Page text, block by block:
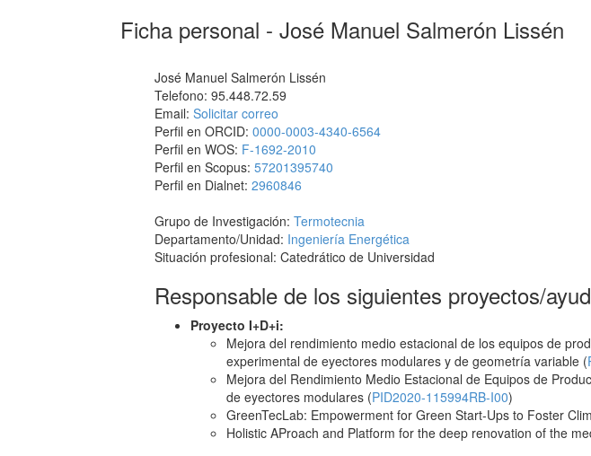
Ficha personal - José Manuel Salmerón Lissén
José Manuel Salmerón Lissén
Telefono: 95.448.72.59
Email:Solicitar correo
Perfil en ORCID:0000-0003-4340-6564
Perfil en WOS: F-1692-2010
Perfil en Scopus:57201395740
Perfil en Dialnet:2960846
Grupo de Investigación:Termotecnia
Departamento/Unidad: Ingeniería Energética
Situación profesional: Catedrático de Universidad
Responsable de los siguientes proyectos/
Proyecto I+D+i:
Mejora del rendimiento medio estacional de los equipos de
experimental de eyectores modulares y de geometría variable (
Mejora del Rendimiento Medio Estacional de Equipos de
de eyectores modulares (PID2020-115994RB-I00)
GreenTecLab: Empowerment for Green Start-Ups to Foster
Holistic AProach and Platform for the deep renovation of the